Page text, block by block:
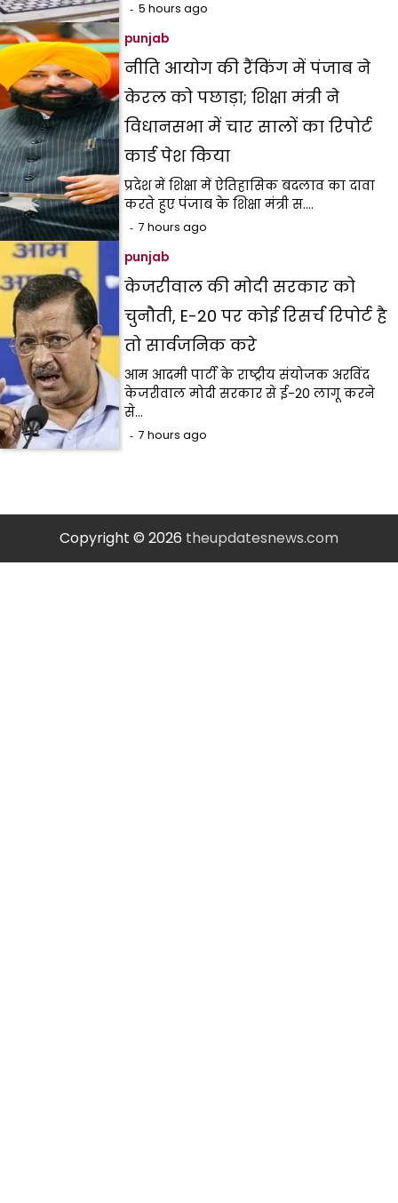
5 hours ago
punjab
नीति आयोग की रैंकिंग में पंजाब ने
केरल को पछाड़ा; शिक्षा मंत्री ने
विधानसभा में चार सालों का रिपोर्ट
कार्ड पेश किया
प्रदेश में शिक्षा में ऐतिहासिक बदलाव का दावा
करते हुए पंजाब के शिक्षा मंत्री स.…
7 hours ago
punjab
केजरीवाल की मोदी सरकार को
चुनौती, E-20 पर कोई रिसर्च रिपोर्ट है
तो सार्वजनिक करे
आम आदमी पार्टी के राष्ट्रीय संयोजक अरविंद
केजरीवाल मोदी सरकार से ई-20 लागू करने
से…
7 hours ago
Copyright © 2026 theupdatesnews.com